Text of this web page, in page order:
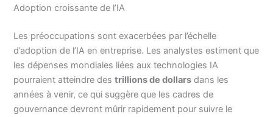
Adoption croissante de l’IA
Les préoccupations sont exacerbées par l’échelle
d’adoption de l’IA en entreprise. Les analystes estiment que
les dépenses mondiales liées aux technologies IA
pourraient atteindre destrillions de dollars dans les
années à venir, ce qui suggère que les cadres de
gouvernance devront mûrir rapidement pour suivre le